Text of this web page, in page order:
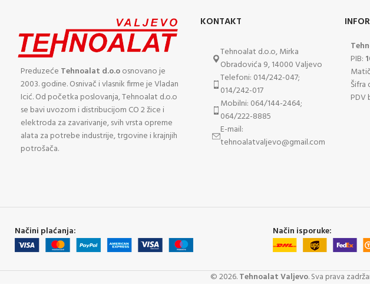
Preduzeće Tehnoalat d.o.oosnovano je
2003. godine. Osnivač i vlasnik firme je Vladan
Icić. Od početka poslovanja, Tehnoalat d.o.o
se bavi uvozom i distribucijom CO 2 žice i
elektroda za zavarivanje, svih vrsta opreme
alata za potrebe industrije, trgovine i krajnjih
potrošača.
KONTAKT
Tehnoalat d.o.o, Mirka
Obradovića 9, 14000 Valjevo
Telefoni: 014/242-047;
014/242-017
Mobilni: 064/144-2464;
064/222-8885
E-mail:
tehnoalatvaljevo@gmail.com
PIB:
Šifra
PDV
Načini plaćanja: Način isporuke:
©2026.Tehnoalat Valjevo. Sva prava